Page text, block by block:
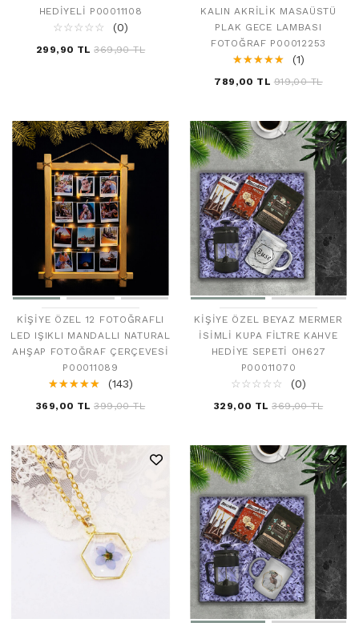
HEDIYELI P00011108
☆ ☆ ☆ ☆ ☆
★ ★ ★ ★ ★ (0)
299,90 TL 369,90 TL
KALIN AKRILIK MASAÜSTÜ
PLAK GECE LAMBASI
FOTOĞRAF P00012253
☆☆☆☆☆
★★★★★ (1)
789,00 TL 919,00 TL
KIŞIYE ÖZEL 12 FOTOĞRAFLI
LED IŞIKLI MANDALLI NATURAL
AHŞAP FOTOĞRAF ÇERÇEVESI
P00011089
☆☆☆☆☆
★★★★★ (143)
369,00 TL 399,00 TL
KIŞIYE ÖZEL BEYAZ MERMER
İSIMLI KUPA FILTRE KAHVE
HEDIYE SEPETI OH627
P00011070
☆ ☆ ☆ ☆ ☆
★ ★ ★ ★ ★ (0)
329,00 TL 369,00 TL